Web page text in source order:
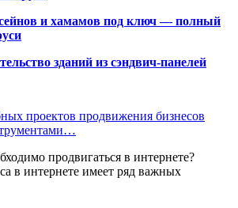
и хамамов под ключ — полный
зданий из сэндвич-панелей
проектов продвижения бизнесов
продвигаться в интернете?
в интернете имеет ряд важных